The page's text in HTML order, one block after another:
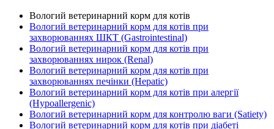
Вологий ветеринарний корм для котів
Вологий ветеринарний корм для котів при
захворюваннях ШКТ (Gastrointestinal)
Вологий ветеринарний корм для котів при
захворюваннях нирок (Renal)
Вологий ветеринарний корм для котів при
захворюваннях печінки (Hepatic)
Вологий ветеринарний корм для котів при алергії
(Hypoallergenic)
Вологий ветеринарний корм для контролю ваги (Satiety)
Вологий ветеринарний корм для котів при діабеті